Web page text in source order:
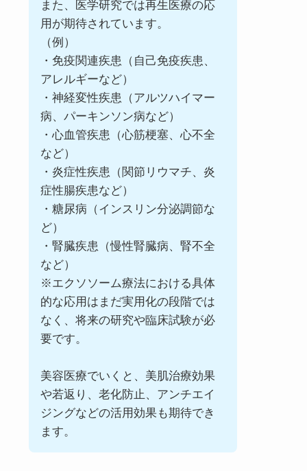
また、医学研究では再生医療の応
用が期待されています。
（例）
・免疫関連疾患（自己免疫疾患、
アレルギーなど）
・神経変性疾患（アルツハイマー
病、パーキンソン病など）
・心血管疾患（心筋梗塞、心不全
など）
・炎症性疾患（関節リウマチ、炎
症性腸疾患など）
・糖尿病（インスリン分泌調節な
ど）
・腎臓疾患（慢性腎臓病、腎不全
など）
※エクソソーム療法における具体
的な応用はまだ実用化の段階では
なく、将来の研究や臨床試験が必
要です。
美容医療でいくと、美肌治療効果
や若返り、老化防止、アンチエイ
ジングなどの活用効果も期待でき
ます。